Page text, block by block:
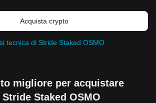
Acquista crypto
tecnica di Stride Staked OSMO
migliore per acquistare
Staked OSMO